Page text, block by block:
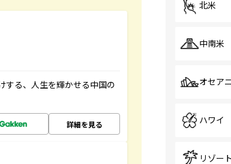
する、人生を輝かせる中国の
詳細を見る
北米
中南米
オセア
ハワイ
リゾート